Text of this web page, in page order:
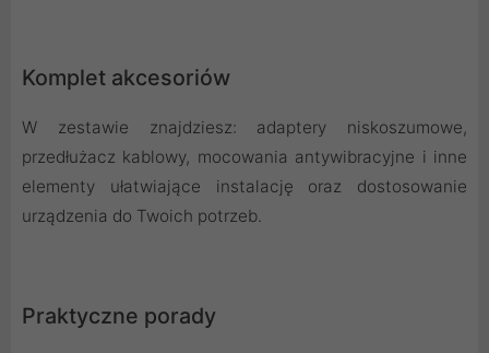
Komplet akcesoriów
W zestawie znajdziesz: adaptery niskoszumowe,
przedłużacz kablowy, mocowania antywibracyjne i inne
elementy ułatwiające instalację oraz dostosowanie
urządzenia do Twoich potrzeb.
Praktyczne porady